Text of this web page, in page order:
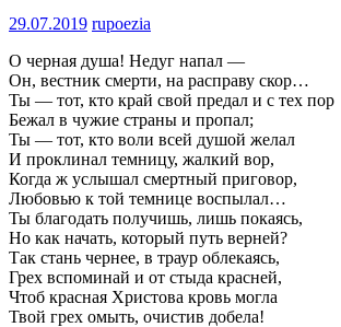
29.07.2019 rupoezia
О черная душа! Недуг напал —
Он, вестник смерти, на расправу скор…
Ты — тот, кто край свой предал и с тех пор
Бежал в чужие страны и пропал;
Ты — тот, кто воли всей душой желал
И проклинал темницу, жалкий вор,
Когда ж услышал смертный приговор,
Любовью к той темнице воспылал…
Ты благодать получишь, лишь покаясь,
Но как начать, который путь верней?
Так стань чернее, в траур облекаясь,
Грех вспоминай и от стыда красней,
Чтоб красная Христова кровь могла
Твой грех омыть, очистив добела!